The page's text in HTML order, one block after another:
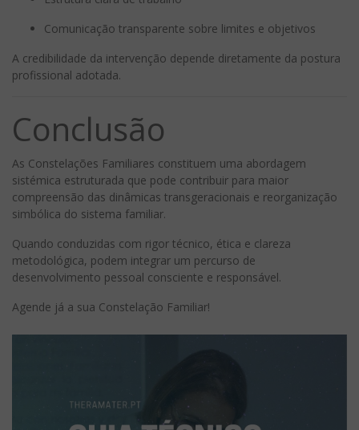
Comunicação transparente sobre limites e objetivos
A credibilidade da intervenção depende diretamente da postura
profissional adotada.
Conclusão
As Constelações Familiares constituem uma abordagem
sistémica estruturada que pode contribuir para maior
compreensão das dinâmicas transgeracionais e reorganização
simbólica do sistema familiar.
Quando conduzidas com rigor técnico, ética e clareza
metodológica, podem integrar um percurso de
desenvolvimento pessoal consciente e responsável.
Agende já a sua Constelação Familiar!